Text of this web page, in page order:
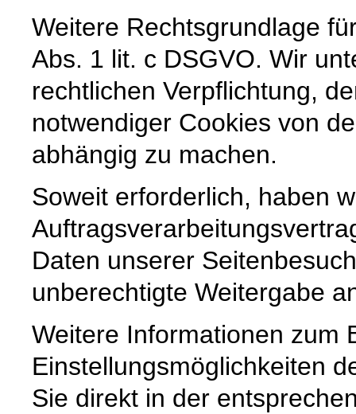
Weitere Rechtsgrundlage
Abs. 1 lit. c DSGVO. Wir
rechtlichen Verpflichtung,
notwendiger Cookies von
abhängig zu machen.
Soweit erforderlich, haben
Daten unserer
unberechtigte Weitergabe
Weitere Informationen zum
Einstellungsmöglichkeiten
Sie direkt in der